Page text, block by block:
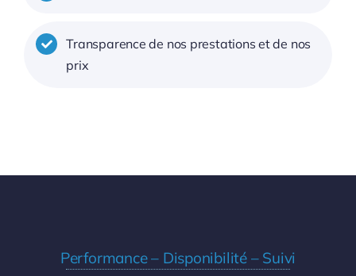
Transparence de nos prestations et de nos
prix
Performance – Disponibilité – Suivi